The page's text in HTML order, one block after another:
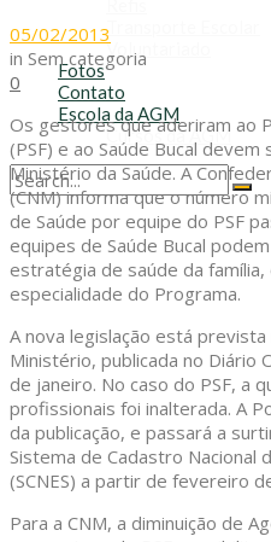
Transporte Escolar
Voluntariado
Fotos
Contato
Escola da AGM
Cursos da AGM
No Result
View All Result
05/02/2013
in Sem categoria
0
Os gestores que aderiram ao
(PSF) e ao Saúde Bucal
Ministério da Saúde. A
(CNM) informa que o número
de Saúde por equipe do PSF
equipes de Saúde Bucal
estratégia de saúde da família,
especialidade do Programa.
A nova legislação está
Ministério, publicada no Diário
de janeiro. No caso do PSF, a
profissionais foi inalterada. A
da publicação, e passará a
Sistema de Cadastro Nacional
(SCNES) a partir de fevereiro
Para a CNM, a diminuição de